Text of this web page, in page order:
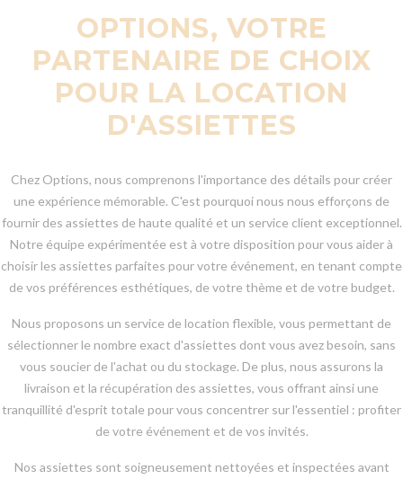
OPTIONS, VOTRE
PARTENAIRE DE CHOIX
POUR LA LOCATION
D'ASSIETTES
Chez Options, nous comprenons l'importance des détails pour créer
une expérience mémorable. C'est pourquoi nous nous efforçons de
fournir des assiettes de haute qualité et un service client exceptionnel.
Notre équipe expérimentée est à votre disposition pour vous aider à
choisir les assiettes parfaites pour votre événement, en tenant compte
de vos préférences esthétiques, de votre thème et de votre budget.
Nous proposons un service de location flexible, vous permettant de
sélectionner le nombre exact d'assiettes dont vous avez besoin, sans
vous soucier de l'achat ou du stockage. De plus, nous assurons la
livraison et la récupération des assiettes, vous offrant ainsi une
tranquillité d'esprit totale pour vous concentrer sur l'essentiel : profiter
de votre événement et de vos invités.
Nos assiettes sont soigneusement nettoyées et inspectées avant